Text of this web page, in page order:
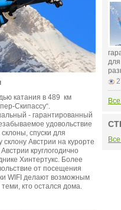
катания в 489 км
Cкипассу“.
- гарантированный
удовольствие
спуски для
склону Австрии на курорте
круглогодично
Хинтертукс. Более
от посещения
WIFI делают возможным
кто остался дома.